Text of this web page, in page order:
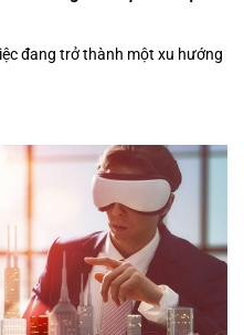
đang trở thành một xu hướng